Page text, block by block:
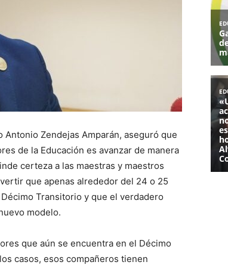
Zendejas Amparán, aseguró que
de la Educación es avanzar de manera
certeza a las maestras y maestros
que apenas alrededor del 24 o 25
Transitorio y que el verdadero
modelo.
que aún se encuentra en el Décimo
casos, esos compañeros tienen